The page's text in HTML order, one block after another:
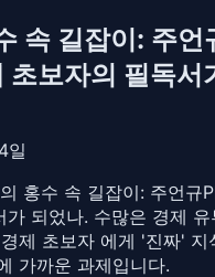
속 길잡이: 주언
초보자의 필독서
일
홍수 속 길잡이: 주언규
가 되었나. 수많은 경제
제 초보자 에게 '진짜' 지
가까운 과제입니다.